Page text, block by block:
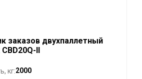
заказов двухпаллетный
II
кг:2000